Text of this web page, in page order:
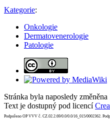
Kategorie:
Onkologie
Dermatovenerologie
Patologie
Stránka byla naposledy
Text je dostupný pod licencí
Podpořeno OP VVV č. CZ.02.2.69/0.0/0.0/16_015/0002362.